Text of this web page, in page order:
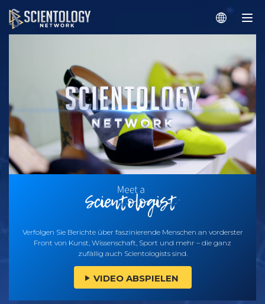
Verfolgen Sie Berichte über faszinierende Menschen an vorderster
Front von Kunst, Wissenschaft, Sport und mehr – die ganz
zufällig auch Scientologists sind.
VIDEO ABSPIELEN